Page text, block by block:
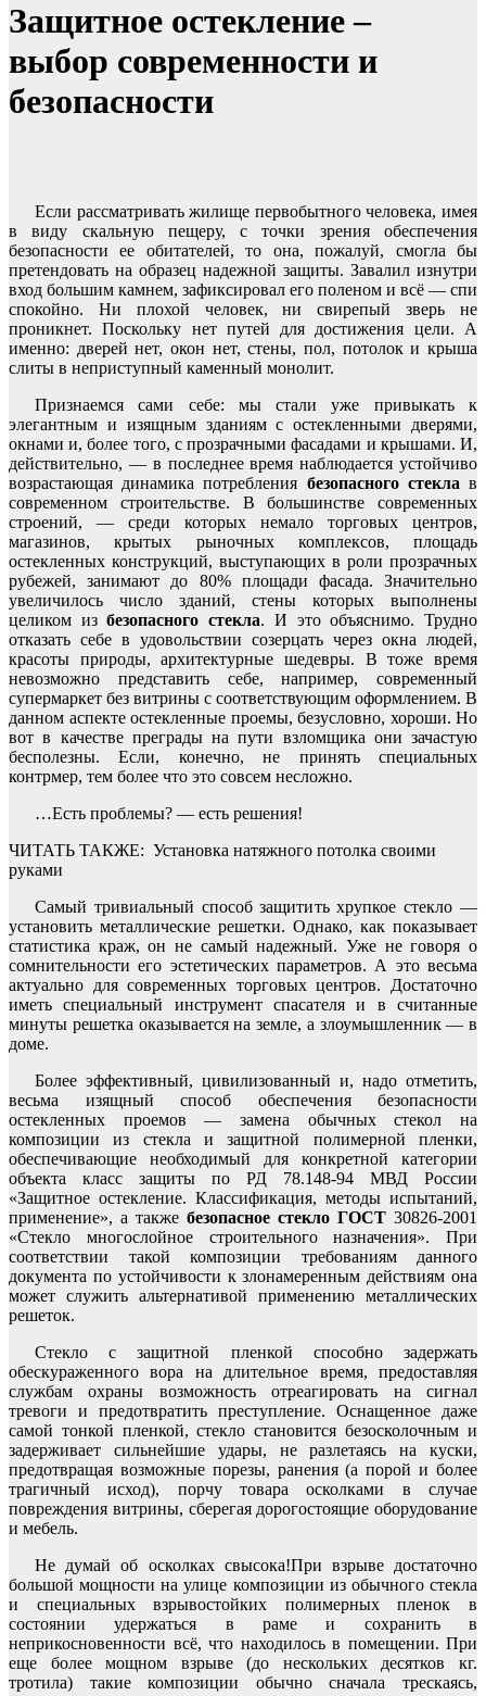
Защитное остекление –
выбор современности и
безопасности
Если рассматривать жилище первобытного человека, имея
в виду скальную пещеру, с точки зрения обеспечения
безопасности ее обитателей, то она, пожалуй, смогла бы
претендовать на образец надежной защиты. Завалил изнутри
вход большим камнем, зафиксировал его поленом и всё — спи
спокойно. Ни плохой человек, ни свирепый зверь не
проникнет. Поскольку нет путей для достижения цели. А
именно: дверей нет, окон нет, стены, пол, потолок и крыша
слиты в неприступный каменный монолит.
Признаемся сами себе: мы стали уже привыкать к
элегантным и изящным зданиям с остекленными дверями,
окнами и, более того, с прозрачными фасадами и крышами. И,
действительно, — в последнее время наблюдается устойчиво
возрастающая динамика потребления безопасного стекла в
современном строительстве. В большинстве современных
строений, — среди которых немало торговых центров,
магазинов, крытых рыночных комплексов, площадь
остекленных конструкций, выступающих в роли прозрачных
рубежей, занимают до 80% площади фасада. Значительно
увеличилось число зданий, стены которых выполнены
целиком избезопасного стекла. И это объяснимо. Трудно
отказать себе в удовольствии созерцать через окна людей,
красоты природы, архитектурные шедевры. В тоже время
невозможно представить себе, например, современный
супермаркет без витрины с соответствующим оформлением. В
данном аспекте остекленные проемы, безусловно, хороши. Но
вот в качестве преграды на пути взломщика они зачастую
бесполезны. Если, конечно, не принять специальных
контрмер, тем более что это совсем несложно.
…Есть проблемы? — есть решения!
ЧИТАТЬ ТАКЖЕ: Установка натяжного потолка своими
руками
Самый тривиальный способ защитить хрупкое стекло —
установить металлические решетки. Однако, как показывает
статистика краж, он не самый надежный. Уже не говоря о
сомнительности его эстетических параметров. А это весьма
актуально для современных торговых центров. Достаточно
иметь специальный инструмент спасателя и в считанные
минуты решетка оказывается на земле, а злоумышленник — в
доме.
Более эффективный, цивилизованный и, надо отметить,
весьма изящный способ обеспечения безопасности
остекленных проемов — замена обычных стекол на
композиции из стекла и защитной полимерной пленки,
обеспечивающие необходимый для конкретной категории
объекта класс защиты по РД 78.148-94 МВД России
«Защитное остекление. Классификация, методы испытаний,
применение», а также безопасное стекло ГОСТ 30826-2001
«Стекло многослойное строительного назначения». При
соответствии такой композиции требованиям данного
документа по устойчивости к злонамеренным действиям она
может служить альтернативой применению металлических
решеток.
Стекло с защитной пленкой способно задержать
обескураженного вора на длительное время, предоставляя
службам охраны возможность отреагировать на сигнал
тревоги и предотвратить преступление. Оснащенное даже
самой тонкой пленкой, стекло становится безосколочным и
задерживает сильнейшие удары, не разлетаясь на куски,
предотвращая возможные порезы, ранения (а порой и более
трагичный исход), порчу товара осколками в случае
повреждения витрины, сберегая дорогостоящие оборудование
и мебель.
Не думай об осколках свысока!При взрыве достаточно
большой мощности на улице композиции из обычного стекла
и специальных взрывостойких полимерных пленок в
состоянии удержаться в раме и сохранить в
неприкосновенности всё, что находилось в помещении. При
еще более мощном взрыве (до нескольких десятков кг.
тротила) такие композиции обычно сначала трескаясь,